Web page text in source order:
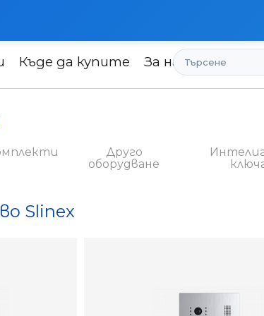
Къде да купите За насТърсене
Друго
оборудване
Slinex